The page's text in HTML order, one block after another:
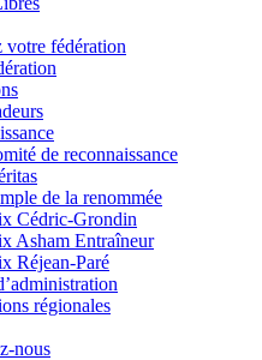
votre fédération
de reconnaissance
de la renommée
Cédric-Grondin
Asham Entraîneur
Réjean-Paré
régionales
nous